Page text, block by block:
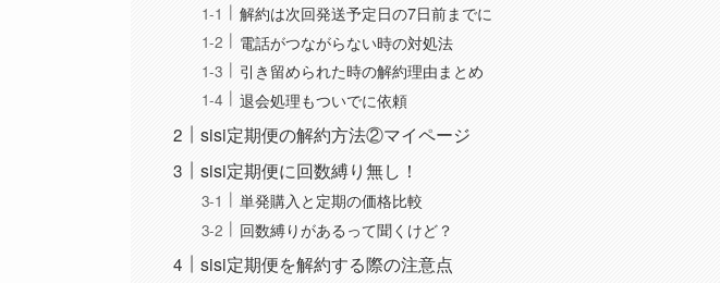
解約は次回発送予定日の7日前までに
電話がつながらない時の対処法
引き留められた時の解約理由まとめ
退会処理もついでに依頼
sisi定期便の解約方法②マイページ
sisi定期便に回数縛り無し！
単発購入と定期の価格比較
回数縛りがあるって聞くけど？
sisi定期便を解約する際の注意点